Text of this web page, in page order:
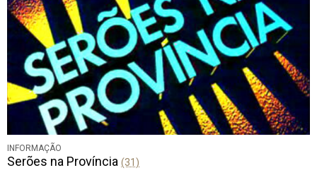
INFORMAÇÃO
Serões na Província (31)